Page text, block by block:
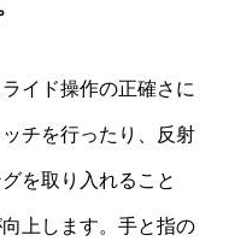
イド操作の正確さに
チを行ったり、反射
を取り入れること
上します。手と指の